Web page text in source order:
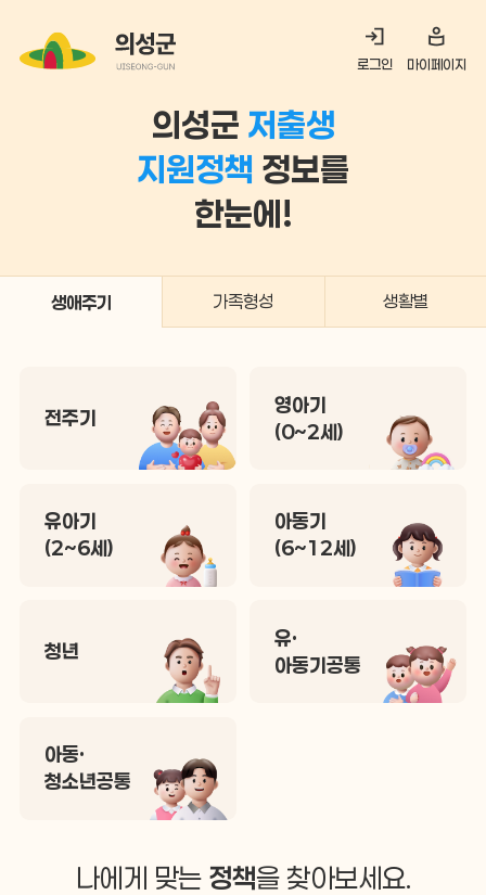
로그인 마이페이지
의성군 저출생
지원정책 정보를
한눈에!
생애주기 가족형성 생활별
전주기
영아기
(0~2세)
유아기
(2~6세)
아동기
(6~12세)
청년
유·
아동기공통
아동·
청소년공통
나에게 맞는 정책을 찾아보세요.